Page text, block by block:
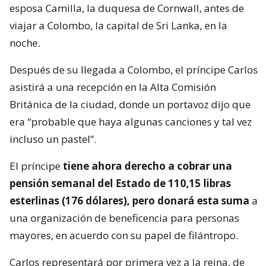
esposa Camilla, la duquesa de Cornwall, antes de
viajar a Colombo, la capital de Sri Lanka, en la
noche.
Después de su llegada a Colombo, el príncipe Carlos
asistirá a una recepción en la Alta Comisión
Británica de la ciudad, donde un portavoz dijo que
era “probable que haya algunas canciones y tal vez
incluso un pastel”.
El príncipe tiene ahora derecho a cobrar una
pensión semanal del Estado de 110,15 libras
esterlinas (176 dólares), pero donará esta suma a
una organización de beneficencia para personas
mayores, en acuerdo con su papel de filántropo.
Carlos representará por primera vez a la reina, de